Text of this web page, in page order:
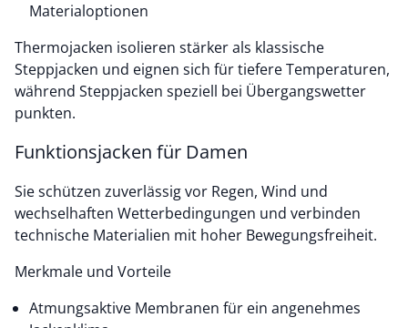
Materialoptionen
Thermojacken isolieren stärker als klassische
Steppjacken und eignen sich für tiefere Temperaturen,
während Steppjacken speziell bei Übergangswetter
punkten.
Funktionsjacken für Damen
Sie schützen zuverlässig vor Regen, Wind und
wechselhaften Wetterbedingungen und verbinden
technische Materialien mit hoher Bewegungsfreiheit.
Merkmale und Vorteile
Atmungsaktive Membranen für ein angenehmes